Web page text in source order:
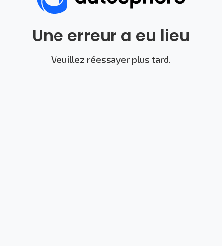
Une erreur a eu lieu
Veuillez réessayer plus tard.